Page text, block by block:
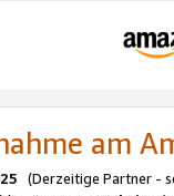
am
(Derzeitige Partner -